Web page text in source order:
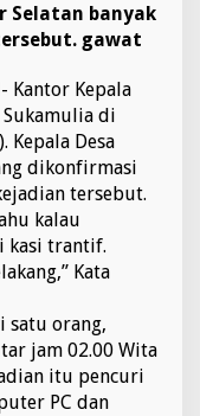
n
g
o
r
e
l
a
n
D
b
o
b
o
l
Selatan banyak
gawat
Kantor Kepala
Sukamulia di
). Kepala Desa
dikonfirmasi
tersebut.
kalau
kasi trantif.
Kata
satu orang,
jam 02.00 Wita
itu pencuri
PC dan